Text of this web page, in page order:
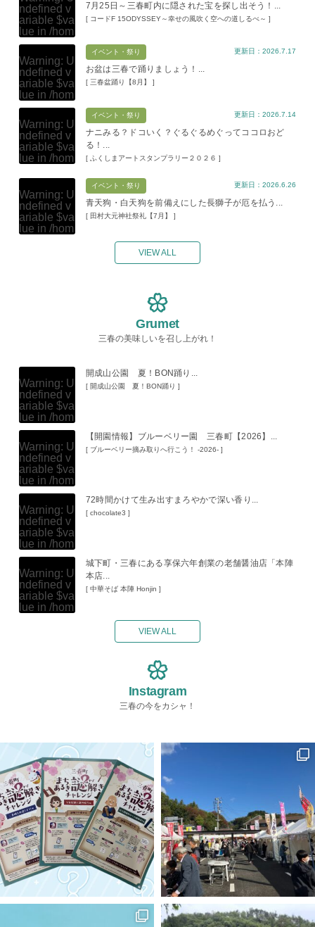
ontent/the
mes/mihar
u/index.ph
pon line1
09
in/home/x
s119459/m
iharukoma.
com/public
_html/wp-c
ontent/the
mes/mihar
u/index.ph
pon line1
09
109
Warning: A
ttempt to re
"ID" on null
in/home/x
s119459/m
iharukoma.
com/public
_html/wp-c
ontent/the
mes/mihar
u/index.ph
pon line1
blic_html/w
p-content/t
hemes/mih
aru/index.p
hpon line
109
Warning: A
ttempt to re
"ID" on null
in/home/x
s119459/m
iharukoma.
_html/wp-c
ontent/the
mes/mihar
u/index.ph
pon line1
09
ndefined v
ariable $va
lue in /hom
e/xs11945
9/miharuko
ma.com/pu
blic_html/w
p-content/t
hemes/mih
aru/index.p
hpon line
109
Warning: A
ttempt to re
ad property
"ID" on null
in/home/x
s119459/m
iharukoma.
com/public
7月25日～三春町内に隠された宝を探し出そう！...
[ コードF 15ODYSSEY～幸せの風吹く空への道しるべ～ ]
Warning: U
ndefined v
ariable $va
lue in /hom
e/xs11945
9/miharuko
ma.com/pu
blic_html/w
p-content/t
hemes/mih
109
Warning: A
ttempt to re
09
イベント・祭り
お盆は三春で踊りましょう！...
[ 三春盆踊り【8月】 ]
更新日：2026.7.17
Warning: U
ndefined v
ariable $va
lue in /hom
9/miharuko
ma.com/pu
blic_html/w
p-content/t
hemes/mih
aru/index.p
_html/wp-c
ontent/the
mes/mihar
u/index.ph
pon line1
09
イベント・祭り
ナニみる？ドコいく？ぐるぐるめぐってココロおど
る！...
[ ふくしまアートスタンプラリー２０２６ ]
更新日：2026.7.14
Warning: U
ndefined v
ariable $va
lue in /hom
"ID" on null
in/home/x
s119459/m
iharukoma.
com/public
_html/wp-c
ontent/the
mes/mihar
u/index.ph
pon line1
09
イベント・祭り
青天狗・白天狗を前備えにした長獅子が厄を払う...
[ 田村大元神社祭礼【7月】 ]
更新日：2026.6.26
VIEW ALL
Grumet
三春の美味しいを召し上がれ！
Warning: U
ndefined v
ariable $va
lue in /hom
e/xs11945
9/miharuko
ma.com/pu
blic_html/w
p-content/t
hemes/mih
aru/index.p
hpon line
174
Warning: A
ttempt to re
"ID" on null
in/home/x
s119459/m
iharukoma.
開成山公園 夏！BON踊り...
[ 開成山公園 夏！BON踊り ]
Warning: U
ndefined v
ariable $va
lue in /hom
e/xs11945
9/miharuko
ma.com/pu
blic_html/w
p-content/t
hemes/mih
aru/index.p
hpon line
174
Warning: A
ttempt to re
【開園情報】ブルーベリー園 三春町【2026】...
[ ブルーベリー摘み取りへ行こう！ -2026- ]
Warning: U
ndefined v
ariable $va
lue in /hom
e/xs11945
9/miharuko
ma.com/pu
blic_html/w
p-content/t
hemes/mih
com/public
_html/wp-c
ontent/the
mes/mihar
u/index.ph
pon line1
74
72時間かけて生み出すまろやかで深い香り...
[ chocolate3 ]
Warning: U
ndefined v
ariable $va
lue in /hom
ttempt to re
ad property
"ID" on null
in/home/x
s119459/m
iharukoma.
com/public
_html/wp-c
ontent/the
mes/mihar
u/index.ph
pon line1
74
城下町・三春にある享保六年創業の老舗醤油店「本陣
本店...
[ 中華そば 本陣 Honjin ]
VIEW ALL
Instagram
三春の今をカシャ！